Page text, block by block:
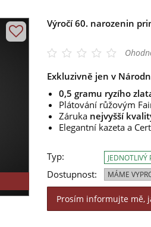
Výročí 60. narozenin
Exkluzivně jen v
0,5 gramu ryzího
Plátování růžovým
Záruka nejvyšší
Elegantní kazeta a
Typ:
Dostupnost:
JEDNOTLIVÝ
MÁME
Prosím informujte mě,